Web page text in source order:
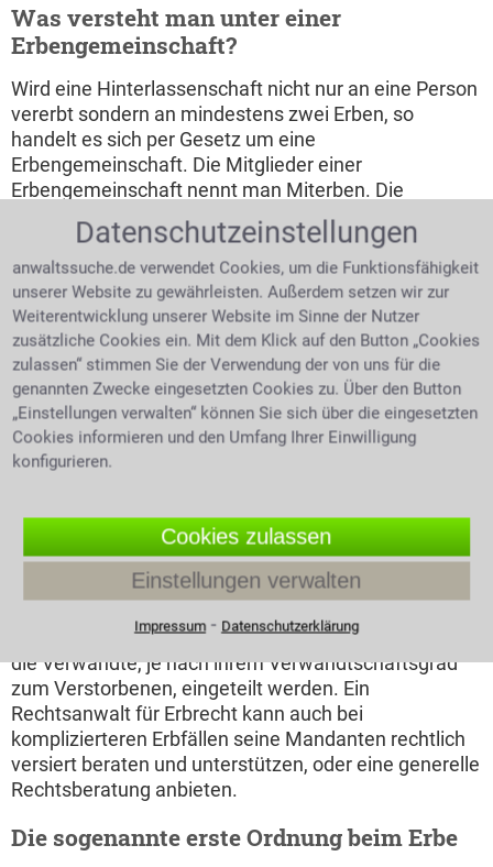
Was versteht man unter einer
Erbengemeinschaft?
Wird eine Hinterlassenschaft nicht nur an eine Person
vererbt sondern an mindestens zwei Erben, so
handelt es sich per Gesetz um eine
Erbengemeinschaft. Die Mitglieder einer
Erbengemeinschaft nennt man Miterben. Die
Verwaltung des Vermächtnisses muss dann von allen
Miterben erfolgen bis der Nachlass komplett
abgeschlossen wurde. Eine Kanzlei für Erbrecht ist
auch für eine Erbengemeinschaft der richtige Partner.
Anwälte unterstützen und beraten ihre Mandanten
versiert und engagiert.
Erben ohne Testament - gesetzliche
Erbfolge
In einer Ehe mit Zugewinn erbt der Ehegatte die
Verwandte gibt. Ohne Erben der 1. Ordnung bekommt
der Ehegatte noch ein Viertel mehr, also dreiviertel
des Nachlasses. Wenn der Erblasser außer seinem
der Ehegatte allein. Laut Gesetzt gibt es Ordnungen in
die Verwandte, je nach ihrem Verwandtschaftsgrad
zum Verstorbenen, eingeteilt werden. Ein
Rechtsanwalt für Erbrecht kann auch bei
komplizierteren Erbfällen seine Mandanten rechtlich
versiert beraten und unterstützen, oder eine generelle
Rechtsberatung anbieten.
Die sogenannte erste Ordnung beim Erbe
Datenschutzeinstellungen
anwaltssuche.de verwendet Cookies, um die Funktionsfähigkeit
unserer Website zu gewährleisten. Außerdem setzen wir zur
Weiterentwicklung unserer Website im Sinne der Nutzer
zusätzliche Cookies ein. Mit dem Klick auf den Button „Cookies
zulassen“ stimmen Sie der Verwendung der von uns für die
genannten Zwecke eingesetzten Cookies zu. Über den Button
„Einstellungen verwalten“ können Sie sich über die eingesetzten
Cookies informieren und den Umfang Ihrer Einwilligung
konfigurieren.
Cookies zulassen
Einstellungen verwalten
Impressum⁃ Datenschutzerklärung